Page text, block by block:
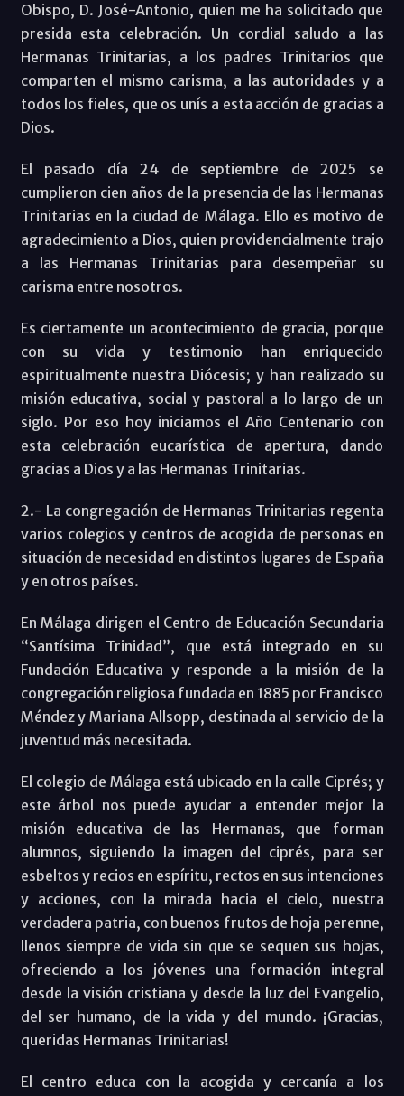
Obispo, D. José-Antonio, quien me ha solicitado que
presida esta celebración. Un cordial saludo a las
Hermanas Trinitarias, a los padres Trinitarios que
comparten el mismo carisma, a las autoridades y a
todos los fieles, que os unís a esta acción de gracias a
Dios.
El pasado día 24 de septiembre de 2025 se
cumplieron cien años de la presencia de las Hermanas
Trinitarias en la ciudad de Málaga. Ello es motivo de
agradecimiento a Dios, quien providencialmente trajo
a las Hermanas Trinitarias para desempeñar su
carisma entre nosotros.
Es ciertamente un acontecimiento de gracia, porque
con su vida y testimonio han enriquecido
espiritualmente nuestra Diócesis; y han realizado su
misión educativa, social y pastoral a lo largo de un
siglo. Por eso hoy iniciamos el Año Centenario con
esta celebración eucarística de apertura, dando
gracias a Dios y a las Hermanas Trinitarias.
2.- La congregación de Hermanas Trinitarias regenta
varios colegios y centros de acogida de personas en
situación de necesidad en distintos lugares de España
y en otros países.
En Málaga dirigen el Centro de Educación Secundaria
“Santísima Trinidad”, que está integrado en su
Fundación Educativa y responde a la misión de la
congregación religiosa fundada en 1885 por Francisco
Méndez y Mariana Allsopp, destinada al servicio de la
juventud más necesitada.
El colegio de Málaga está ubicado en la calle Ciprés; y
este árbol nos puede ayudar a entender mejor la
misión educativa de las Hermanas, que forman
alumnos, siguiendo la imagen del ciprés, para ser
esbeltos y recios en espíritu, rectos en sus intenciones
y acciones, con la mirada hacia el cielo, nuestra
verdadera patria, con buenos frutos de hoja perenne,
llenos siempre de vida sin que se sequen sus hojas,
ofreciendo a los jóvenes una formación integral
desde la visión cristiana y desde la luz del Evangelio,
del ser humano, de la vida y del mundo. ¡Gracias,
queridas Hermanas Trinitarias!
El centro educa con la acogida y cercanía a los